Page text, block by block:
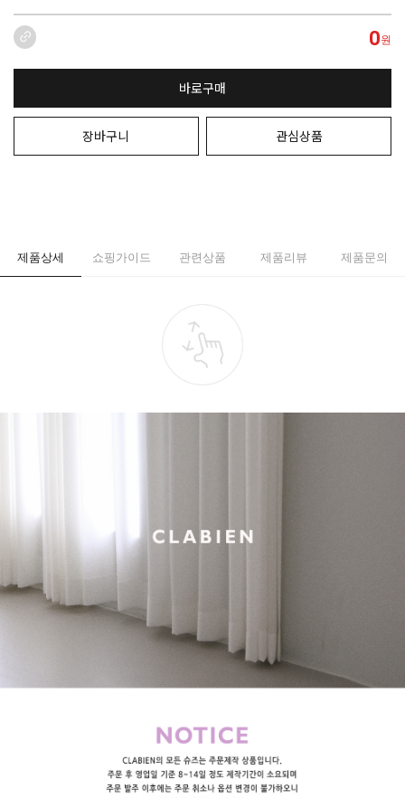
0원
바로구매
장바구니 관심상품
제품상세 쇼핑가이드 관련상품 제품리뷰 제품문의